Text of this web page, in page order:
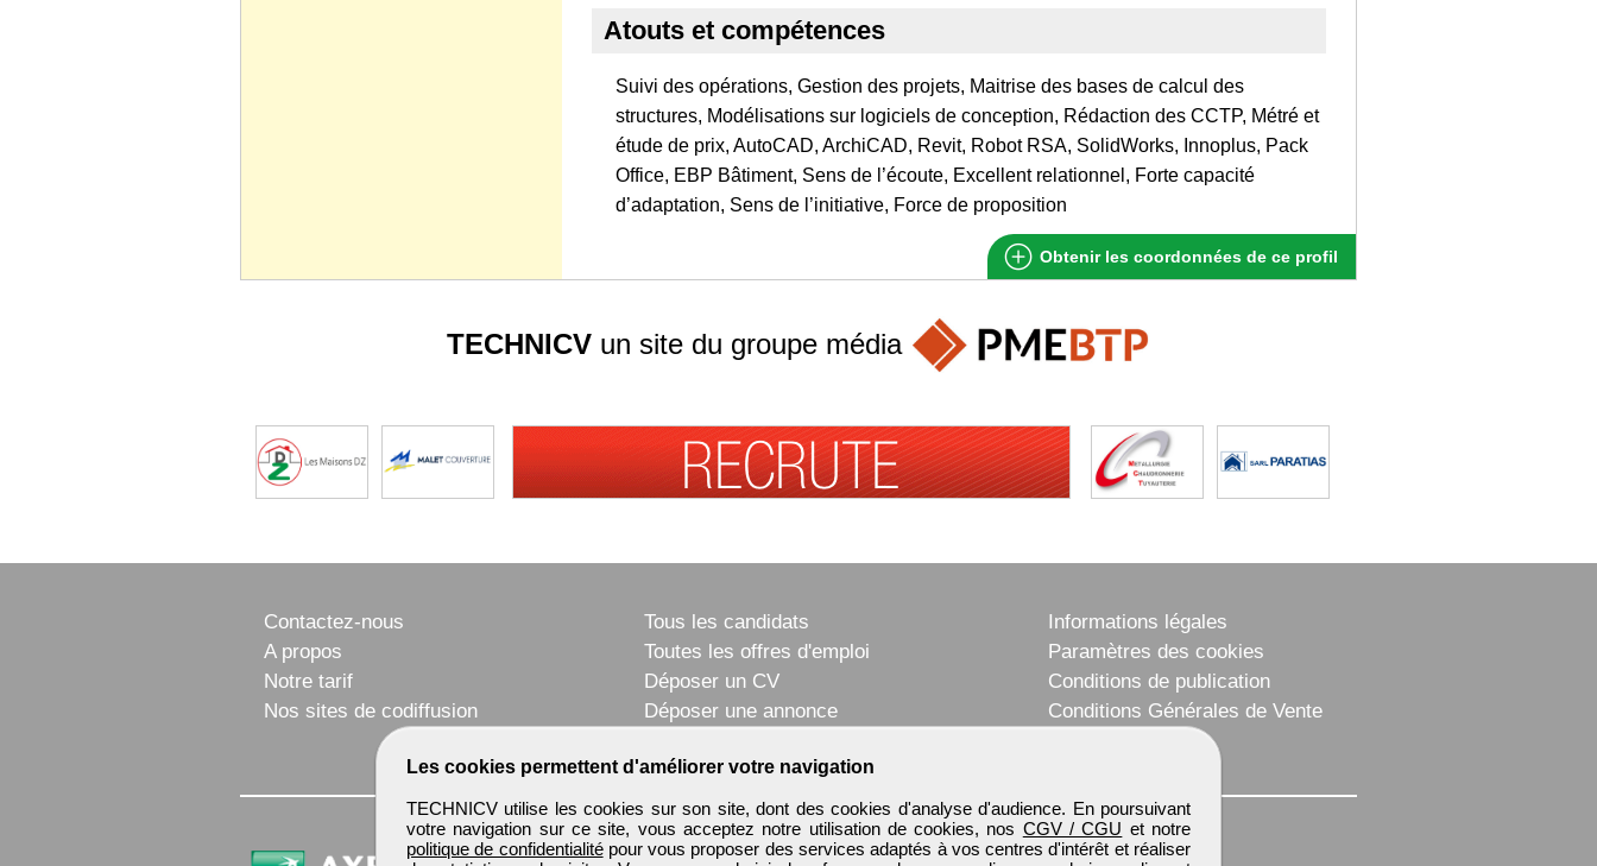
Atouts et compétences
Suivi des opérations, Gestion des projets, Maitrise des bases de calcul des
structures, Modélisations sur logiciels de conception, Rédaction des CCTP, Métré et
étude de prix, AutoCAD, ArchiCAD, Revit, Robot RSA, SolidWorks, Innoplus, Pack
Office, EBP Bâtiment, Sens de l’écoute, Excellent relationnel, Forte capacité
d’adaptation, Sens de l’initiative, Force de proposition
Obtenir les coordonnées de ce profil
Les cookies permettent d'améliorer votre navigation
TECHNICV utilise les cookies sur son site, dont des cookies d'analyse d'audience. En poursuivant
votre navigation sur ce site, vous acceptez notre utilisation de cookies, nos CGV / CGU et notre
politique de confidentialitépour vous proposer des services adaptés à vos centres d'intérêt et réaliser
TECHNICVun site du groupe média
Contactez-nous
A propos
Notre tarif
Nos sites de codiffusion
Tous les candidats
Toutes les offres d'emploi
Déposer un CV
Déposer une annonce
Informations légales
Paramètres des cookies
Conditions de publication
Conditions Générales de Vente